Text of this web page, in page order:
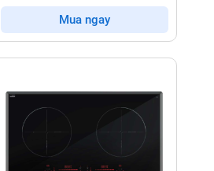
Mua ngay